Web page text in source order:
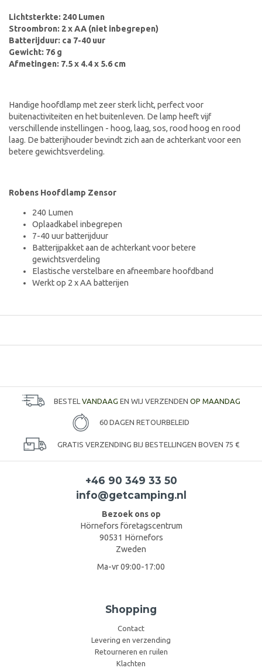
Lichtsterkte: 240 Lumen
Stroombron: 2 x AA (niet inbegrepen)
Batterijduur: ca 7-40 uur
Gewicht: 76 g
Afmetingen: 7.5 x 4.4 x 5.6 cm
Handige hoofdlamp met zeer sterk licht, perfect voor
buitenactiviteiten en het buitenleven. De lamp heeft vijf
verschillende instellingen - hoog, laag, sos, rood hoog en rood
laag. De batterijhouder bevindt zich aan de achterkant voor een
betere gewichtsverdeling.
Robens Hoofdlamp Zensor
240 Lumen
Oplaadkabel inbegrepen
7-40 uur batterijduur
Batterijpakket aan de achterkant voor betere
gewichtsverdeling
Elastische verstelbare en afneembare hoofdband
Werkt op 2 x AA batterijen
BESTEL VANDAAG EN WIJ VERZENDEN OP MAANDAG
60 DAGEN RETOURBELEID
GRATIS VERZENDING BIJ BESTELLINGEN BOVEN 75 €
+46 90 349 33 50
info@getcamping.nl
Bezoek ons op
Hörnefors företagscentrum
90531 Hörnefors
Zweden
Ma-vr 09:00-17:00
Shopping
Contact
Levering en verzending
Retourneren en ruilen
Klachten